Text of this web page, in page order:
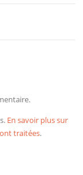
En savoir plus sur
traitées.